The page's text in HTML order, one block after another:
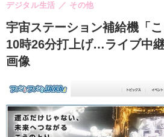
宇宙ステーション補給機「
10時26分打上げ…ライブ中
画像
デジタル生活 その他